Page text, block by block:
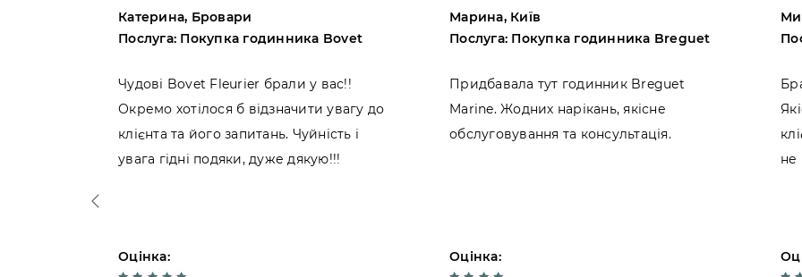
Катерина, Бровари
Послуга: Покупка годинника Bovet
Чудові Bovet Fleurier брали у вас!!
Окремо хотілося б відзначити увагу до
клієнта та його запитань. Чуйність і
увага гідні подяки, дуже дякую!!!
Оцінка:
Марина, Київ
Послуга: Покупка годинника Breguet
Придбавала тут годинник Breguet
Marine. Жодних нарікань, якісне
обслуговування та консультація.
Оцінка:
не